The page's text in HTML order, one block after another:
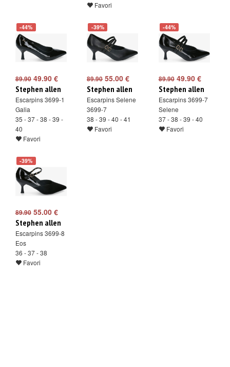
Favori
-44%
89.90 49.90 €
Stephen allen
Escarpins 3699-1
Galia
35 - 37 - 38 - 39 -
40
Favori
-39%
89.9055.00 €
Stephen allen
Escarpins Selene
3699-7
38 - 39 - 40 - 41
Favori
-44%
89.9049.90 €
Stephen allen
Escarpins 3699-7
Selene
37 - 38 - 39 - 40
Favori
-39%
89.90 55.00 €
Stephen allen
Escarpins 3699-8
Eos
36 - 37 - 38
Favori